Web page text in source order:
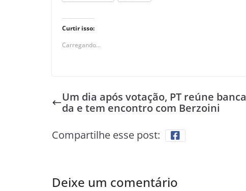
Curtir isso:
Carregando...
Um dia após votação, PT reúne banca
da e tem encontro com Berzoini
Compartilhe esse post:
Deixe um comentário